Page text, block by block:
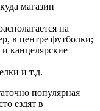
магазин
на
в центре футболки;
канцелярские
и т.д.
популярная
ездят в